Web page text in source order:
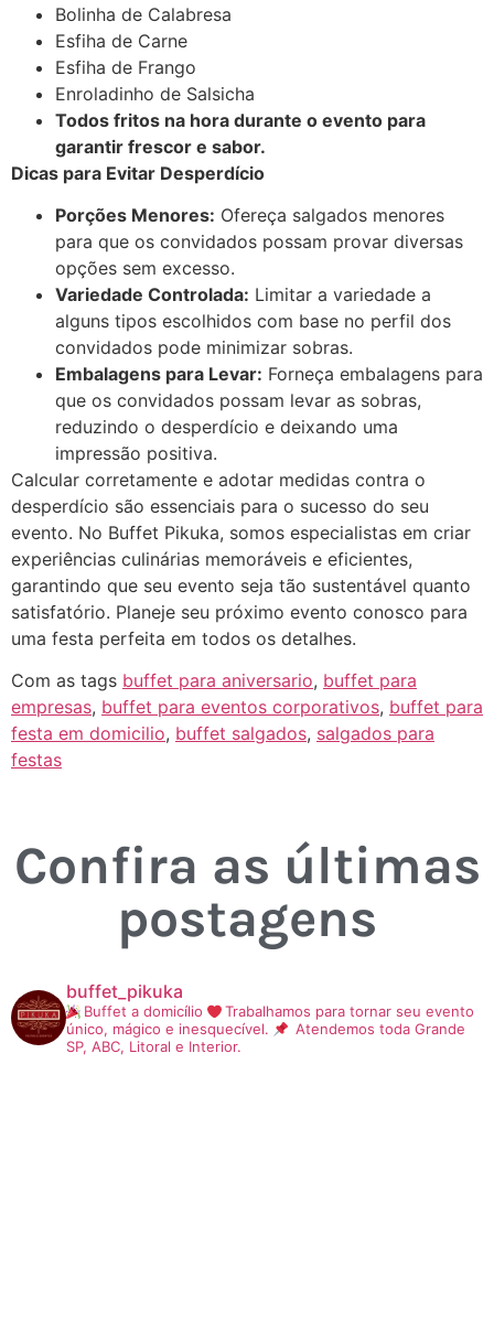
Bolinha de Calabresa
Esfiha de Carne
Esfiha de Frango
Enroladinho de Salsicha
Todos fritos na hora durante o evento para
garantir frescor e sabor.
Dicas para Evitar Desperdício
Porções Menores: Ofereça salgados menores
para que os convidados possam provar diversas
opções sem excesso.
Variedade Controlada: Limitar a variedade a
alguns tipos escolhidos com base no perfil dos
convidados pode minimizar sobras.
Embalagens para Levar: Forneça embalagens para
que os convidados possam levar as sobras,
reduzindo o desperdício e deixando uma
impressão positiva.
Calcular corretamente e adotar medidas contra o
desperdício são essenciais para o sucesso do seu
evento. No Buffet Pikuka, somos especialistas em criar
experiências culinárias memoráveis e eficientes,
garantindo que seu evento seja tão sustentável quanto
satisfatório. Planeje seu próximo evento conosco para
uma festa perfeita em todos os detalhes.
Com as tags buffet para aniversario, buffet para
empresas, buffet para eventos corporativos, buffet para
festa em domicilio, buffet salgados, salgados para
festas
Confira as últimas
postagens
buffet_pikuka
Buffet a domicílio
Trabalhamos para tornar seu evento
único, mágico e inesquecível.
Atendemos toda Grande
SP, ABC, Litoral e Interior.